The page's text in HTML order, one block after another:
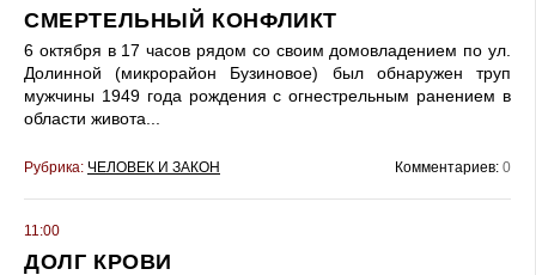
СМЕРТЕЛЬНЫЙ КОНФЛИКТ
6 октября в 17 часов рядом со своим домовладением по ул.
Долинной (микрорайон Бузиновое) был обнаружен труп
мужчины 1949 года рождения с огнестрельным ранением в
области живота...
Рубрика: ЧЕЛОВЕК И ЗАКОН Комментариев: 0
11:00
ДОЛГ КРОВИ